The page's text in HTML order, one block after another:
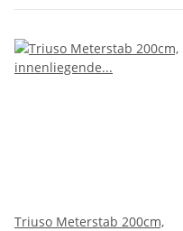
Triuso Meterstab 200cm,